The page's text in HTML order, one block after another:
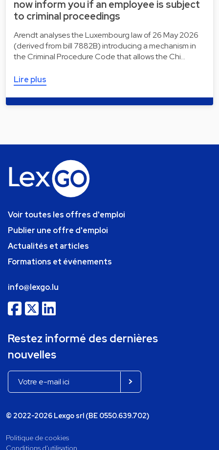
now inform you if an employee is subject
to criminal proceedings
Arendt analyses the Luxembourg law of 26 May 2026
(derived from bill 7882B) introducing a mechanism in
the Criminal Procedure Code that allows the Chi…
Lire plus
Voir toutes les offres d'emploi
Publier une offre d'emploi
Actualités et articles
Formations et événements
info@lexgo.lu
Restez informé des dernières
nouvelles
© 2022-2026 Lexgo srl (BE 0550.639.702)
Politique de cookies
Conditions d'utilisation